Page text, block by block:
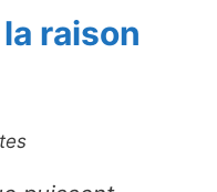
raison